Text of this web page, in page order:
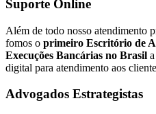
Suporte Online
Além de todo nosso atendimento
fomos o primeiro Escritório de
Execuções Bancárias no Brasil
digital para atendimento aos
Advogados Estrategistas